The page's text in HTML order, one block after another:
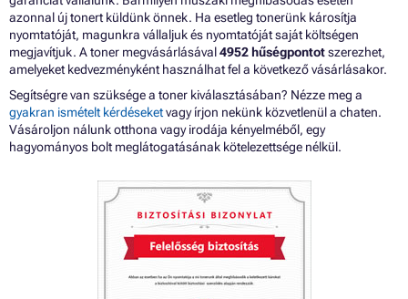
azonnal új tonert küldünk önnek. Ha esetleg tonerünk károsítja
nyomtatóját, magunkra vállaljuk és nyomtatóját saját költségen
megjavítjuk. A toner megvásárlásával4952 hűségpontotszerezhet,
amelyeket kedvezményként használhat fel a következő vásárlásakor.
Segítségre van szüksége a toner kiválasztásában? Nézze meg a
gyakran ismételt kérdéseketvagy írjon nekünk közvetlenül a chaten.
Vásároljon nálunk otthona vagy irodája kényelméből, egy
hagyományos bolt meglátogatásának kötelezettsége nélkül.